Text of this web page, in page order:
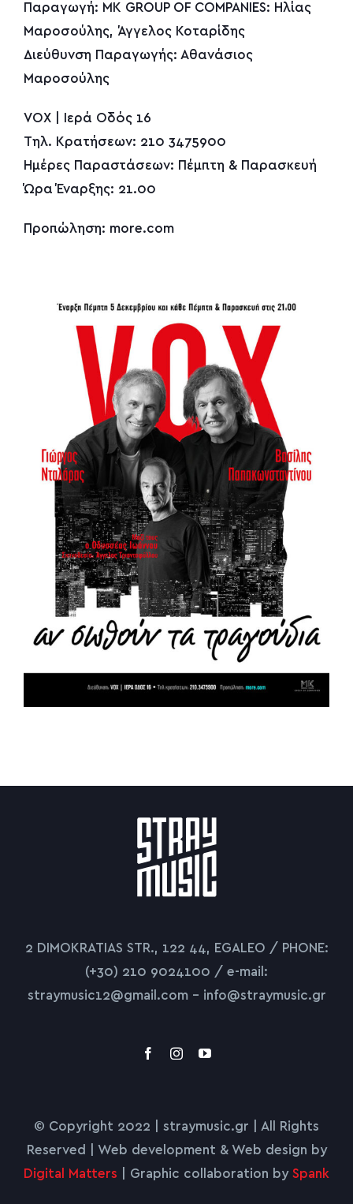
Παραγωγή: MK GROUP OF COMPANIES: Ηλίας
Μαροσούλης, Άγγελος Κοταρίδης
Διεύθυνση Παραγωγής: Αθανάσιος
Μαροσούλης
VOX | Ιερά Οδός 16
Τηλ. Κρατήσεων: 210 3475900
Ημέρες Παραστάσεων: Πέμπτη & Παρασκευή
Ώρα Έναρξης: 21.00
Προπώληση: more.com
2 DIMOKRATIAS STR., 122 44, EGALEO / PHONE:
(+30) 210 9024100 / e-mail:
straymusic12@gmail.com – info@straymusic.gr
© Copyright 2022 | straymusic.gr | All Rights
Reserved | Web development & Web design by
Digital Matters | Graphic collaboration by Spank